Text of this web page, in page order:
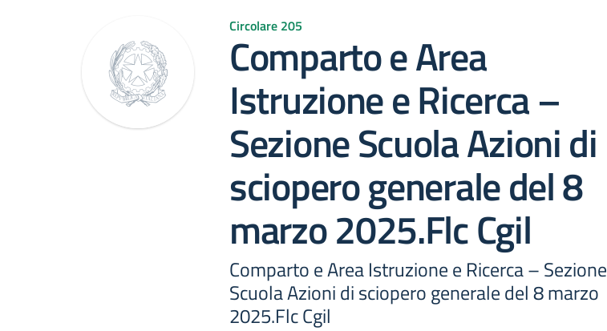
Circolare 205
Comparto e Area
Istruzione e Ricerca –
Sezione Scuola Azioni di
sciopero generale del 8
marzo 2025.Flc Cgil
Comparto e Area Istruzione e Ricerca – Sezione
Scuola Azioni di sciopero generale del 8 marzo
2025.Flc Cgil